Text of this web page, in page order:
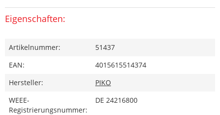
Eigenschaften:
Artikelnummer:
51437
EAN:
4015615514374
Hersteller:
PIKO
WEEE-
Registrierungsnummer:
DE 24216800